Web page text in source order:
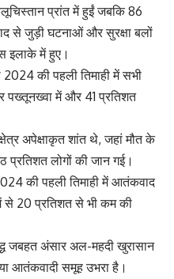
प्रांत में हुईं जबकि 86
से जुड़ी घटनाओं और सुरक्षा बलों
इलाके में हुए।
की पहली तिमाही में सभी
पख्तूनख्वा में और 41 प्रतिशत
अपेक्षाकृत शांत थे, जहां मौत के
लोगों की जान गई।
की पहली तिमाही में आतंकवाद
20 प्रतिशत से भी कम की
जबहत अंसार अल-महदी खुरासान
आतंकवादी समूह उभरा है।